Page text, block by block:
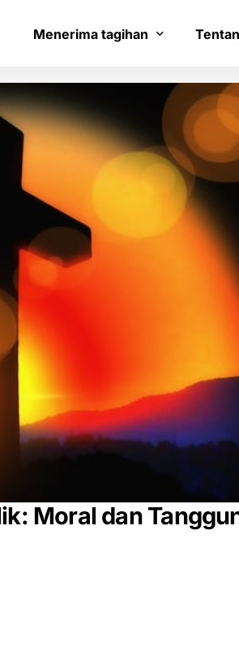
Menerima tagihan
Bayar tagihan
Konfirmasi pembayaran
Moral dan